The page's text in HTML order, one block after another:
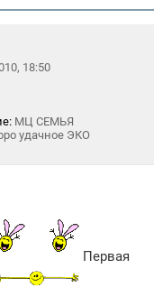
18:50
МЦ СЕМЬЯ
удачное ЭКО
Первая